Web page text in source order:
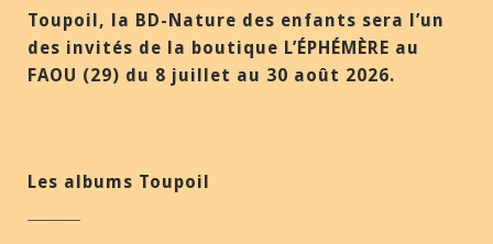
Toupoil, la BD-Nature des enfants sera l’un
des invités de la boutique L’ÉPHÉMÈRE au
FAOU (29) du 8 juillet au 30 août 2026.
Les albums Toupoil